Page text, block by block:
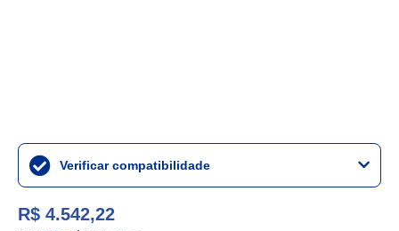
Verificar compatibilidade
R$ 4.542,22